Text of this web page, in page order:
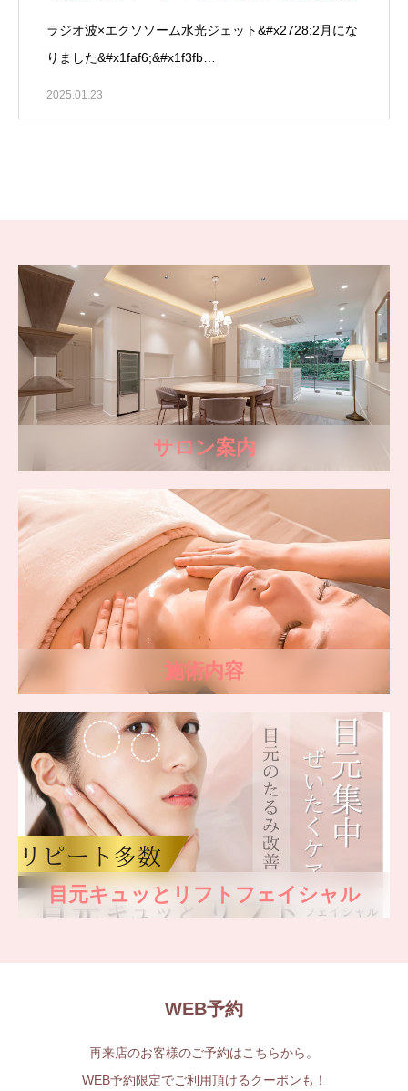
ラジオ波×エクソソーム水光ジェット&#x2728;2月にな
りました&#x1faf6;&#x1f3fb…
2025.01.23
サロン案内
施術内容
目元キュッとリフトフェイシャル
WEB予約
再来店のお客様のご予約はこちらから。
WEB予約限定でご利用頂けるクーポンも！